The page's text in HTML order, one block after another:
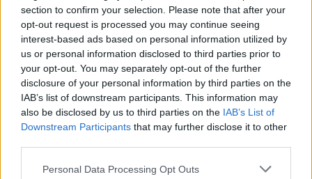
section to confirm your selection. Please note that after your
opt-out request is processed you may continue seeing
interest-based ads based on personal information utilized by
us or personal information disclosed to third parties prior to
your opt-out. You may separately opt-out of the further
disclosure of your personal information by third parties on the
IAB’s list of downstream participants. This information may
also be disclosed by us to third parties on the IAB’s List of
Downstream Participants that may further disclose it to other
Personal Data Processing Opt Outs
Άστρος: Οι Χαΐνηδες και οι Social Waste
ενώνουν τις δυνάμεις τους σε μία ξεχωριστή
συναυλία
06/08/2026 18:54